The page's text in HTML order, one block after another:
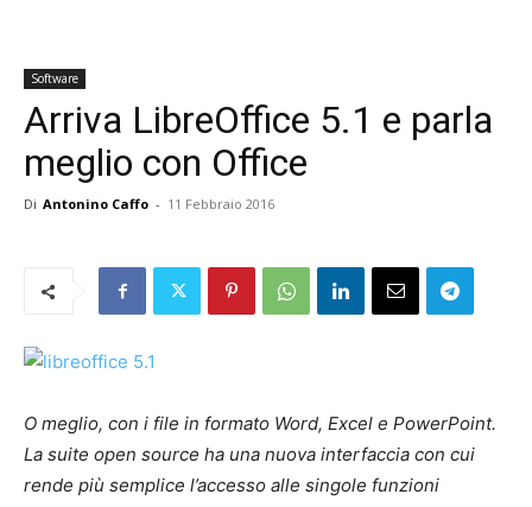
Software
Arriva LibreOffice 5.1 e parla
meglio con Office
Di Antonino Caffo - 11 Febbraio 2016
O meglio, con i file in formato Word, Excel e PowerPoint.
La suite open source ha una nuova interfaccia con cui
rende più semplice l’accesso alle singole funzioni